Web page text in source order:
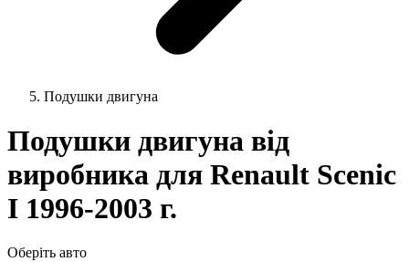
Подушки двигуна
Подушки двигуна від
виробника для Renault Scenic
I 1996-2003 г.
Оберіть авто